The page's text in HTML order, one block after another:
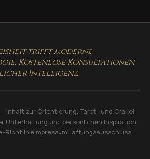
trifft moderne
Kostenlose Konsultationen
Intelligenz.
Inhalt zur Orientierung. Tarot- und Orakel-
Unterhaltung und persönlichen Inspiration.
RichtlinieImpressumHaftungsausschluss